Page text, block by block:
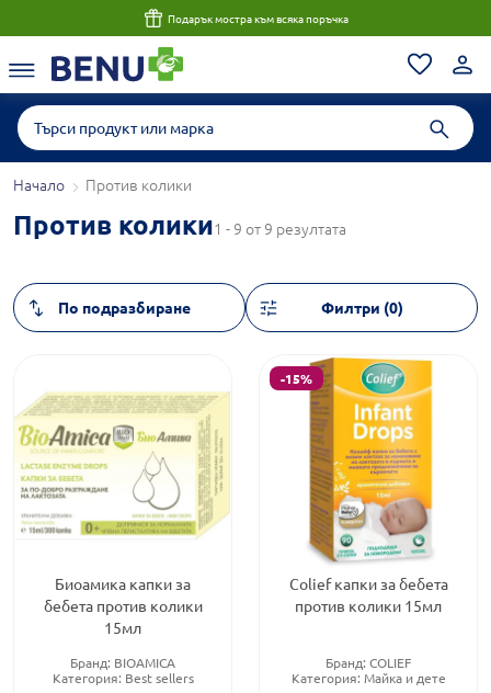
Подарък мостра към всяка поръчка
Начало Против колики
Против колики1 - 9 от 9 резултата
Филтри (0)
Биоамика капки за
бебета против колики
15мл
Бранд: BIOAMICA
Категория: Best sellers
-15%
Colief капки за бебета
против колики 15мл
Бранд: COLIEF
Категория: Майка и дете